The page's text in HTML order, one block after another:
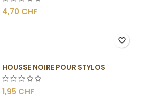
4,70 CHF
favorite_border
HOUSSE NOIRE POUR STYLOS
1,95 CHF